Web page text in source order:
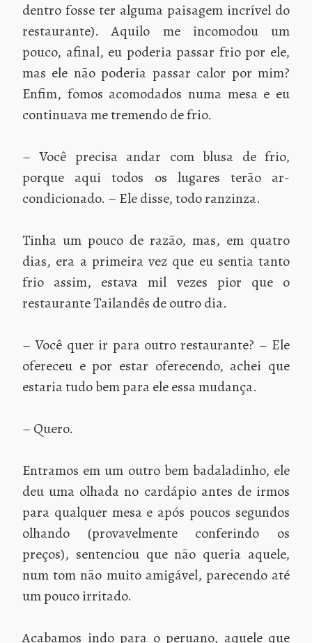
dentro fosse ter alguma paisagem incrível do
restaurante). Aquilo me incomodou um
pouco, afinal, eu poderia passar frio por ele,
mas ele não poderia passar calor por mim?
Enfim, fomos acomodados numa mesa e eu
continuava me tremendo de frio.
– Você precisa andar com blusa de frio,
porque aqui todos os lugares terão ar-
condicionado. – Ele disse, todo ranzinza.
Tinha um pouco de razão, mas, em quatro
dias, era a primeira vez que eu sentia tanto
frio assim, estava mil vezes pior que o
restaurante Tailandês de outro dia.
– Você quer ir para outro restaurante? – Ele
ofereceu e por estar oferecendo, achei que
estaria tudo bem para ele essa mudança.
– Quero.
Entramos em um outro bem badaladinho, ele
deu uma olhada no cardápio antes de irmos
para qualquer mesa e após poucos segundos
olhando (provavelmente conferindo os
preços), sentenciou que não queria aquele,
num tom não muito amigável, parecendo até
um pouco irritado.
Acabamos indo para o peruano, aquele que